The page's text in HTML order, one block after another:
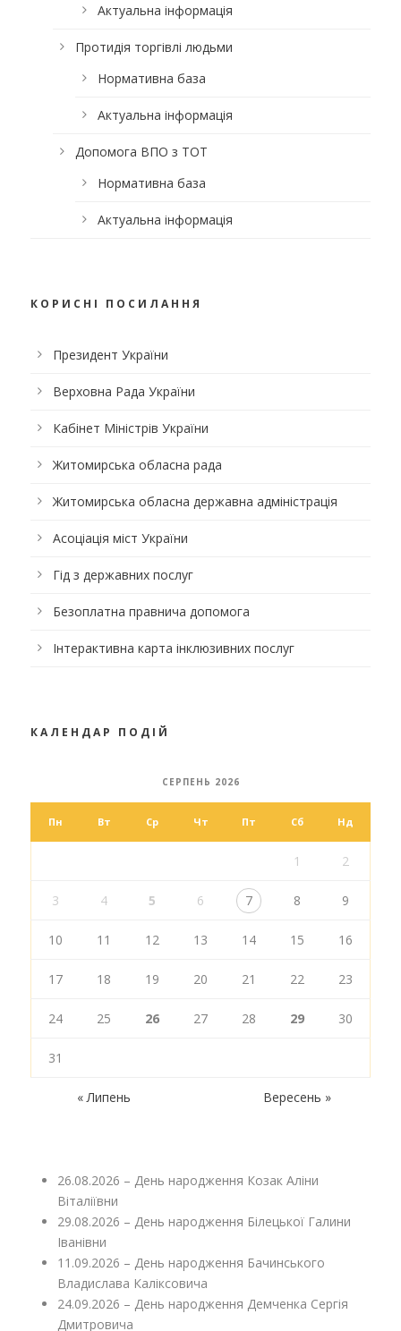
Актуальна інформація
Протидія торгівлі людьми
Нормативна база
Актуальна інформація
Допомога ВПО з ТОТ
Нормативна база
Актуальна інформація
КОРИСНІ ПОСИЛАННЯ
Президент України
Верховна Рада України
Кабінет Міністрів України
Житомирська обласна рада
Житомирська обласна державна адміністрація
Асоціація міст України
Гід з державних послуг
Безоплатна правнича допомога
Інтерактивна карта інклюзивних послуг
КАЛЕНДАР ПОДІЙ
СЕРПЕНЬ 2026
Пн Вт Ср Чт Пт Сб Нд
1 2
3 4 5 6 7 8 9
10 11 12 13 14 15 16
17 18 19 20 21 22 23
24 25 26 27 28 29 30
31
« Липень Вересень »
26.08.2026 – День народження Козак Аліни
Віталіївни
29.08.2026 – День народження Білецької Галини
Іванівни
11.09.2026 – День народження Бачинського
Владислава Каліксовича
24.09.2026 – День народження Демченка Сергія
Дмитровича